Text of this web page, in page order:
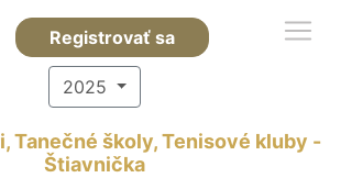
Registrovať sa
2025
Tanečné školy, Tenisové kluby -
Štiavnička